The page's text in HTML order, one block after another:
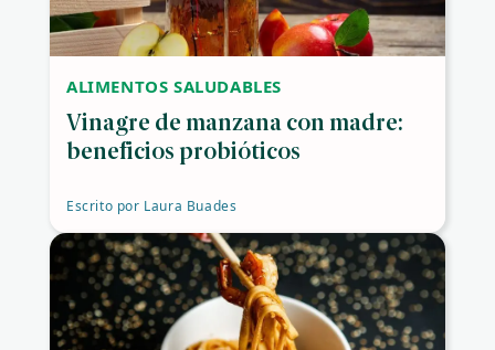
ALIMENTOS SALUDABLES
Vinagre de manzana con madre:
beneficios probióticos
Escrito por Laura Buades